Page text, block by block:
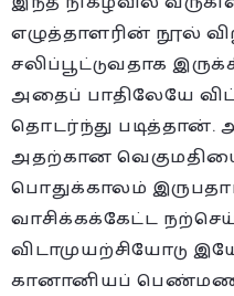
எழுத்தாளரின் நூல்
சலிப்பூட்டுவதாக
அதைப் பாதிலேயே
தொடர்ந்து
அதற்கான
பொதுக்காலம்
வாசிக்கக்கேட்ட
விடாமுயற்சியோடு
கானானியப்